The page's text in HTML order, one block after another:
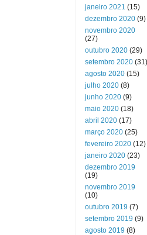
janeiro 2021 (15)
dezembro 2020 (9)
novembro 2020
(27)
outubro 2020 (29)
setembro 2020 (31)
agosto 2020 (15)
julho 2020 (8)
junho 2020 (9)
maio 2020 (18)
abril 2020 (17)
março 2020 (25)
fevereiro 2020 (12)
janeiro 2020 (23)
dezembro 2019
(19)
novembro 2019
(10)
outubro 2019 (7)
setembro 2019 (9)
agosto 2019 (8)